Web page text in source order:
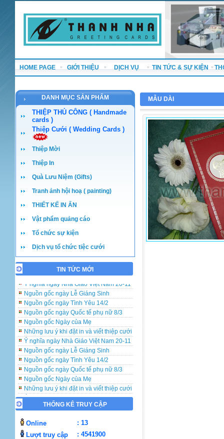
HOME PAGE GIỚI THIỆU DỊCH VỤ TIN TỨC & SỰ KIỆN
DANH MỤC SẢN PHẨM
THIỆP THỦ CÔNG ( Handmade
cards )
Thiệp Cưới ( Wedding Cards )
Thiệp Mời
Thiệp In
Quà Lưu Niệm (Gifts)
Tranh ảnh hội hoạ ( painting)
THIẾT KẾ IN ẤN
Vật phẩm quảng cáo
Tổ chức sự kiện
Dịch vụ tổ chức tiệc cưới
TIN TỨC MỚI
Những lưu ý khi đặt in và viết thiệp cưới
Nguồn gốc ngày Lễ Giáng Sinh
Nguồn gốc ngày Tình Yêu 14/2
Nguồn gốc ngày Quốc tế phụ nữ 8/3
Nguồn gốc Ngày của Mẹ
Những lưu ý khi đặt in và viết thiệp cưới
Ý nghĩa ngày Nhà Giáo Việt Nam 20-11
Nguồn gốc ngày Lễ Giáng Sinh
Nguồn gốc ngày Tình Yêu 14/2
Nguồn gốc ngày Quốc tế phụ nữ 8/3
Nguồn gốc Ngày của Mẹ
Những lưu ý khi đặt in và viết thiệp cưới
Ý nghĩa ngày Nhà Giáo Việt Nam 20-11
Nguồn gốc ngày Lễ Giáng Sinh
Nguồn gốc ngày Tình Yêu 14/2
Nguồn gốc ngày Quốc tế phụ nữ 8/3
Nguồn gốc Ngày của Mẹ
THỐNG KÊ TRUY CẬP
Online
: 13
Lượt truy cập
: 4541900
MẪU DÀI